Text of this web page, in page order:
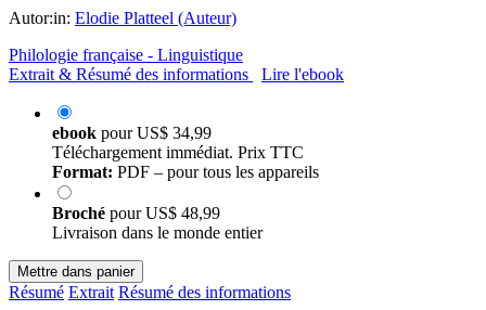
Autor:in: Elodie Platteel (Auteur)
Philologie française - Linguistique
Extrait & Résumé des informations
Lire l'ebook
ebook pourUS$ 34,99
Téléchargement immédiat. Prix TTC
Format: PDF – pour tous les appareils
Broché pourUS$ 48,99
Livraison dans le monde entier
Mettre dans panier
Résumé Extrait Résumé des informations